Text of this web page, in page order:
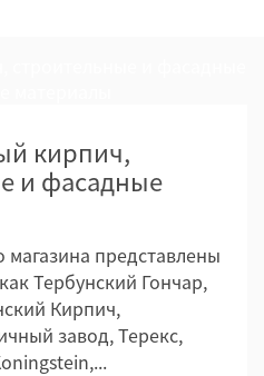
кирпич,
и фасадные
представлены
Тербунский Гончар,
Кирпич,
завод, Терекс,